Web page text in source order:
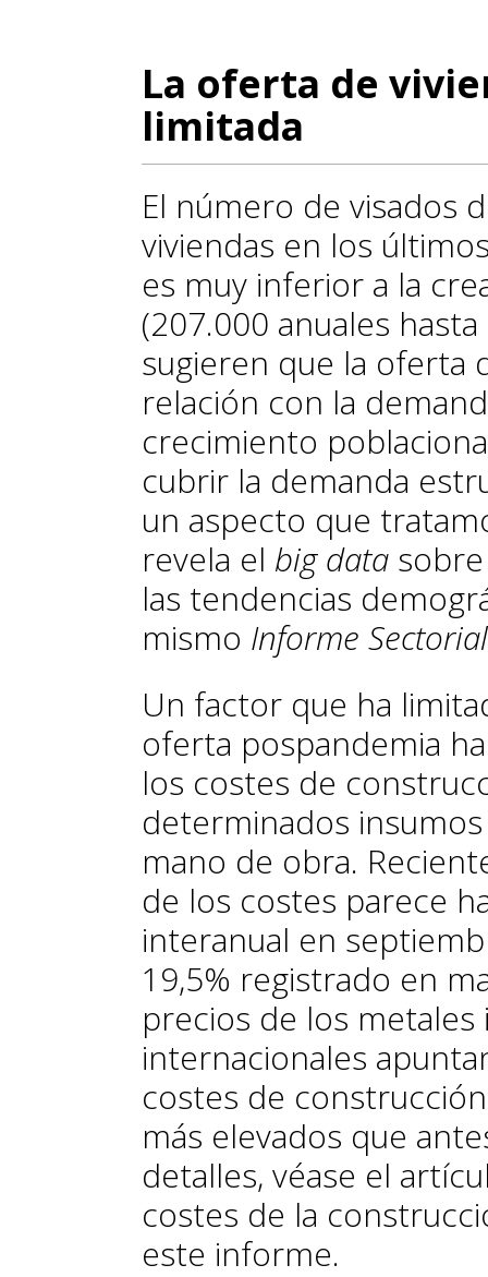
La oferta de
limitada
El número de visados
viviendas en los
es muy inferior a la
(207.000 anuales
sugieren que la oferta
relación con la
crecimiento
cubrir la demanda
un aspecto que
revela el big data
las tendencias
mismo Informe Sectorial
Un factor que ha
oferta pospandemia
los costes de
determinados
mano de obra.
de los costes parece
interanual en
19,5% registrado en
precios de los
internacionales
costes de
más elevados que
detalles, véase el
costes de la
este informe.